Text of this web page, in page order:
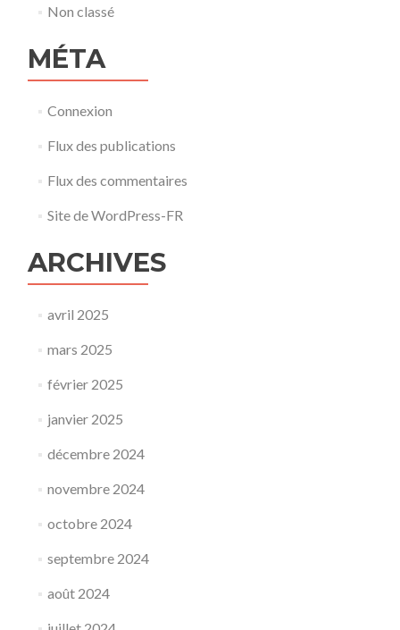
Non classé
MÉTA
Connexion
Flux des publications
Flux des commentaires
Site de WordPress-FR
ARCHIVES
avril 2025
mars 2025
février 2025
janvier 2025
décembre 2024
novembre 2024
octobre 2024
septembre 2024
août 2024